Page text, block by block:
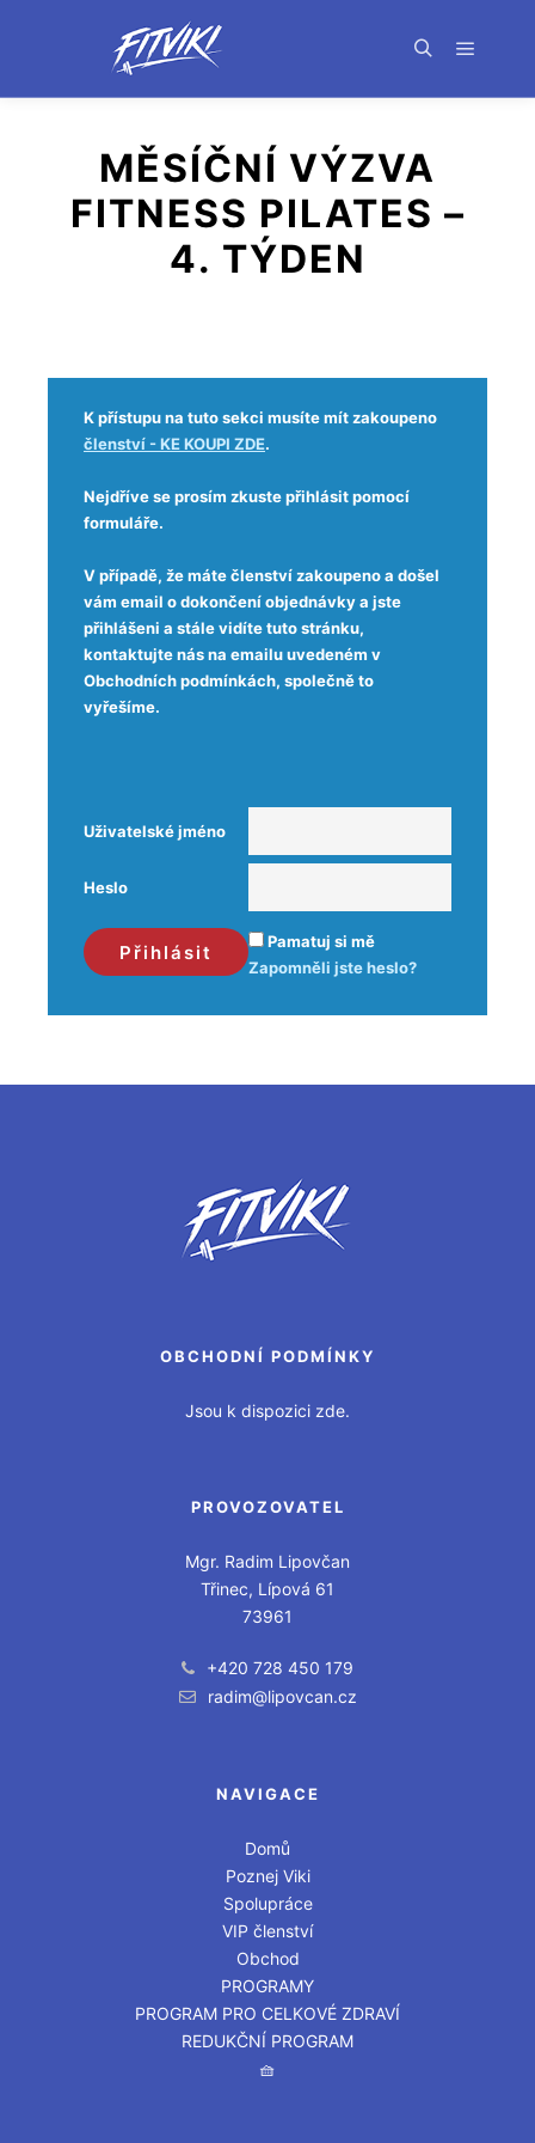
MĚSÍČNÍ VÝZVA
FITNESS PILATES –
4. TÝDEN
K přístupu na tuto sekci musíte mít zakoupeno
členství - KE KOUPI ZDE.
Nejdříve se prosím zkuste přihlásit pomocí
formuláře.
V případě, že máte členství zakoupeno a došel
vám email o dokončení objednávky a jste
přihlášeni a stále vidíte tuto stránku,
kontaktujte nás na emailu uvedeném v
Obchodních podmínkách, společně to
vyřešíme.
Uživatelské jméno
Heslo
Pamatuj si mě
Zapomněli jste heslo?
OBCHODNÍ PODMÍNKY
Jsou k dispozici zde.
PROVOZOVATEL
Mgr. Radim Lipovčan
Třinec, Lípová 61
73961
+420 728 450 179
radim@lipovcan.cz
NAVIGACE
Domů
Poznej Viki
Spolupráce
VIP členství
Obchod
PROGRAMY
PROGRAM PRO CELKOVÉ ZDRAVÍ
REDUKČNÍ PROGRAM
🧺